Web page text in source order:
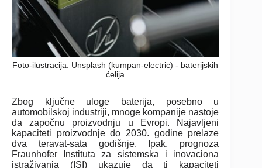
Foto-ilustracija: Unsplash (kumpan-electric) - baterijskih
ćelija
Zbog ključne uloge baterija, posebno u
automobilskoj industriji, mnoge kompanije nastoje
da započnu proizvodnju u Evropi. Najavljeni
kapaciteti proizvodnje do 2030. godine prelaze
dva teravat-sata godišnje. Ipak, prognoza
Fraunhofer Instituta za sistemska i inovaciona
istraživanja (ISI) ukazuje da ti kapaciteti